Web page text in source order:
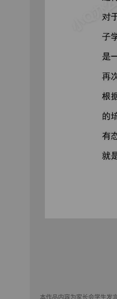
本作品内容为家长会学生发